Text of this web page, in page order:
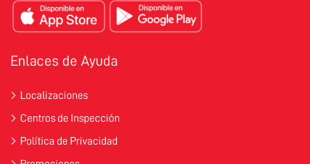
Enlaces de Ayuda
Localizaciones
Centros de Inspección
Política de Privacidad